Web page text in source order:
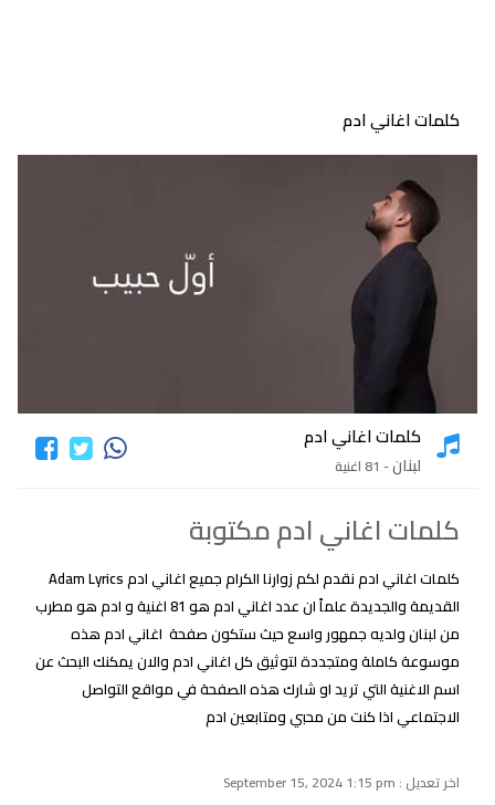
كلمات اغاني ادم
كلمات اغاني ادم
لبنان- 81 اغنية
كلمات اغاني ادم مكتوبة
كلمات اغاني ادم نقدم لكم زوارنا الكرام جميع اغاني ادم Adam Lyrics
القديمة والجديدة علماً ان عدد اغاني ادم هو 81 اغنية و ادم هو مطرب
من لبنان ولديه جمهور واسع حيث ستكون صفحة اغاني ادم هذه
موسوعة كاملة ومتجددة لتوثيق كل اغاني ادم والان يمكنك البحث عن
اسم الاغنية التي تريد او شارك هذه الصفحة في مواقع التواصل
الاجتماعي اذا كنت من محبي ومتابعين ادم
اخر تعديل : September 15, 2024 1:15 pm